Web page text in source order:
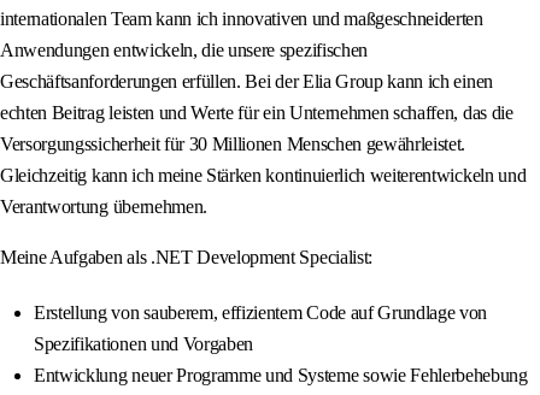
internationalen Team kann ich innovativen und maßgeschneiderten
Anwendungen entwickeln, die unsere spezifischen
Geschäftsanforderungen erfüllen. Bei der Elia Group kann ich einen
echten Beitrag leisten und Werte für ein Unternehmen schaffen, das die
Versorgungssicherheit für 30 Millionen Menschen gewährleistet.
Gleichzeitig kann ich meine Stärken kontinuierlich weiterentwickeln und
Verantwortung übernehmen.
Meine Aufgaben als .NET Development Specialist:
Erstellung von sauberem, effizientem Code auf Grundlage von
Spezifikationen und Vorgaben
Entwicklung neuer Programme und Systeme sowie Fehlerbehebung